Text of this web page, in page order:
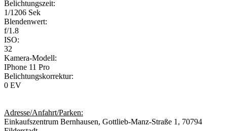
Belichtungszeit:
1/1206 Sek
Blendenwert:
f/1.8
ISO:
32
Kamera-Modell:
IPhone 11 Pro
Belichtungskorrektur:
0 EV
Adresse/Anfahrt/Parken:
Einkaufszentrum Bernhausen, Gottlieb-Manz-Straße 1, 70794